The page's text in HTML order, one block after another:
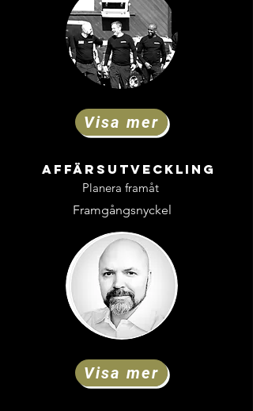
Visa mer
AffärsutvecklinG
Planera framåt
Framgångsnyckel
Visa mer